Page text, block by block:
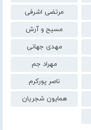
مرتضی اشرفی
مسیح و آرش
مهدی جهانی
مهراد جم
ناصر پورکرم
همایون شجریان